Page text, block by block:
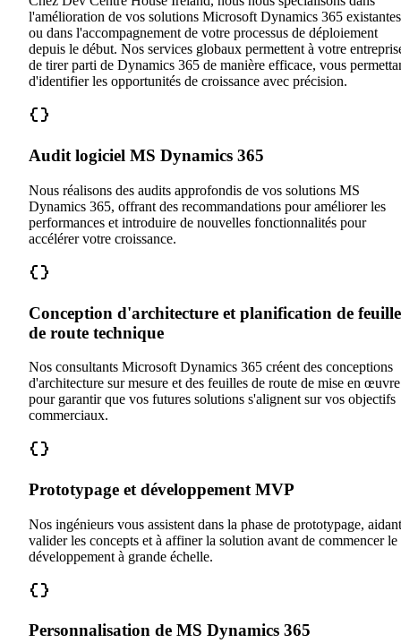
l'amélioration de vos solutions Microsoft Dynamics 365 existantes
ou dans l'accompagnement de votre processus de déploiement
depuis le début. Nos services globaux permettent à votre
de tirer parti de Dynamics 365 de manière efficace, vous
d'identifier les opportunités de croissance avec précision.
Audit logiciel MS Dynamics 365
Nous réalisons des audits approfondis de vos solutions MS
Dynamics 365, offrant des recommandations pour améliorer les
performances et introduire de nouvelles fonctionnalités pour
accélérer votre croissance.
Conception d'architecture et planification de feuille
de route technique
Nos consultants Microsoft Dynamics 365 créent des conceptions
d'architecture sur mesure et des feuilles de route de mise en œuvre
pour garantir que vos futures solutions s'alignent sur vos objectifs
commerciaux.
Prototypage et développement MVP
Nos ingénieurs vous assistent dans la phase de prototypage,
valider les concepts et à affiner la solution avant de commencer le
développement à grande échelle.
Personnalisation de MS Dynamics 365